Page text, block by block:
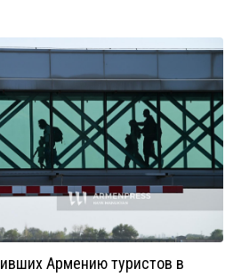
Армению туристов в